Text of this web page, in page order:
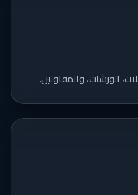
الورشات، والمقاولين.